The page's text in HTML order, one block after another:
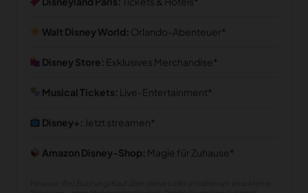
Walt Disney World: Orlando-Abenteuer
Disney Store: Exklusives Merchandise
Musical Tickets: Live-Entertainment
Disney+: Jetzt streamen
Amazon Disney-Shop: Magie für Zuhause